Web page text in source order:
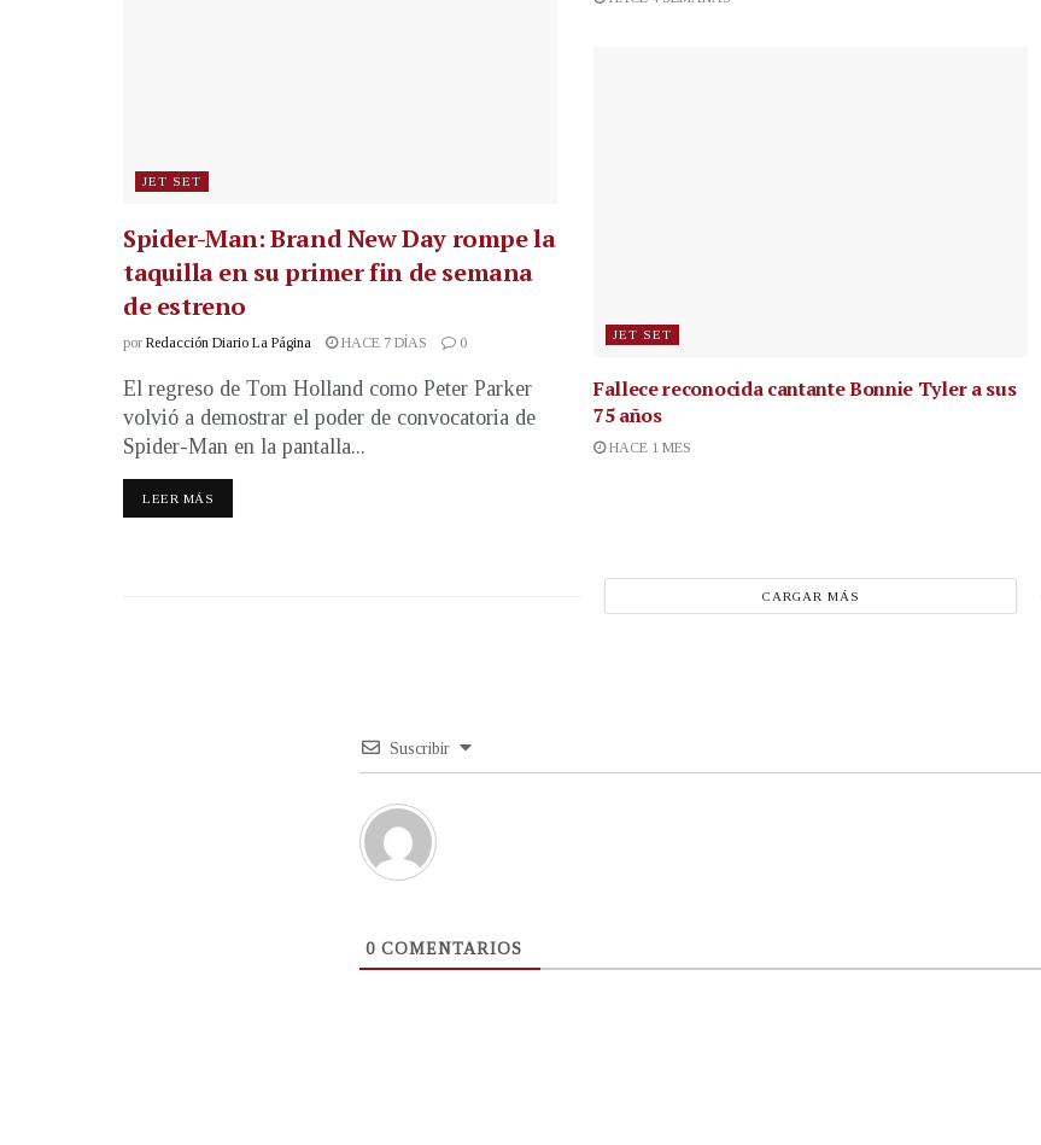
JET SET
Spider-Man: Brand New Day rompe la
taquilla en su primer fin de semana
de estreno
por Redacción Diario La Página HACE 7 DÍAS 0
El regreso de Tom Holland como Peter Parker
volvió a demostrar el poder de convocatoria de
Spider-Man en la pantalla...
LEER MÁS
JET SET
Fallece reconocida cantanteBonnie Tyler a sus
75 años
HACE 1 MES
CARGAR MÁS
Suscribir
0 COMENTARIOS